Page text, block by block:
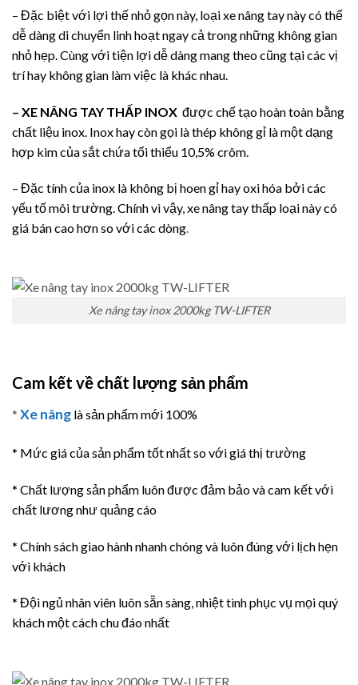
– Đặc biệt với lợi thế nhỏ gọn này, loại xe nâng tay này có thể
dễ dàng di chuyển linh hoạt ngay cả trong những không gian
nhỏ hẹp. Cùng với tiện lợi dễ dàng mang theo cũng tại các vị
trí hay không gian làm việc là khác nhau.
– XE NÂNG TAY THẤP INOX được chế tạo hoàn toàn bằng
chất liệu inox. Inox hay còn gọi là thép không gỉ là một dạng
hợp kim của sắt chứa tối thiểu 10,5% crôm.
– Đặc tính của inox là không bị hoen gỉ hay oxi hóa bởi các
yếu tố môi trường. Chính vì vậy, xe nâng tay thấp loại này có
giá bán cao hơn so với các dòng.
Xe nâng tay inox 2000kg TW-LIFTER
Cam kết về chất lượng sản phẩm
* Xe nâng là sản phẩm mới 100%
* Mức giá của sản phẩm tốt nhất so với giá thị trường
* Chất lượng sản phẩm luôn được đảm bảo và cam kết với
chất lương như quảng cáo
* Chính sách giao hành nhanh chóng và luôn đúng với lịch hẹn
với khách
* Đội ngủ nhân viên luôn sẵn sàng, nhiệt tình phục vụ mọi quý
khách một cách chu đáo nhất